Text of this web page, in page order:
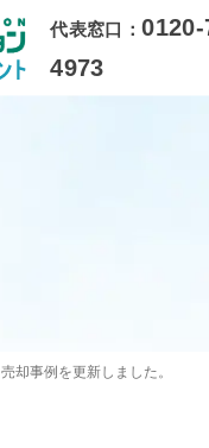
代表窓口：0120-
4973
売却事例を更新しました。